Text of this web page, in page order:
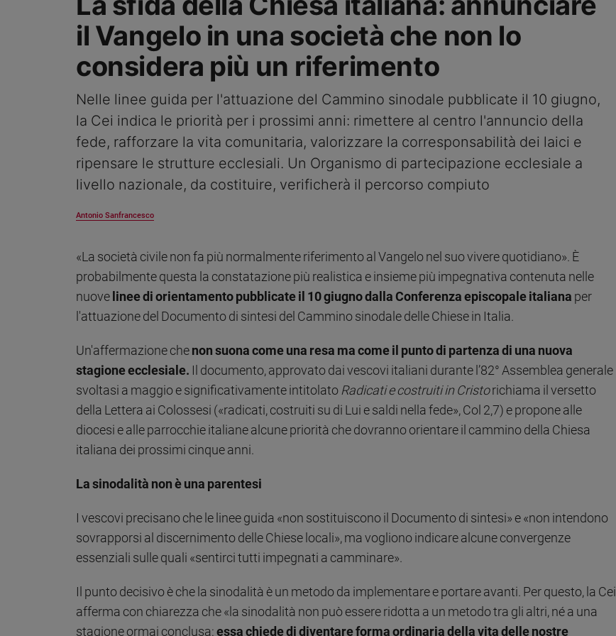
il Vangelo in una società che non lo
considera più un riferimento
Nelle linee guida per l'attuazione del Cammino sinodale pubblicate il 10 giugno,
la Cei indica le priorità per i prossimi anni: rimettere al centro l'annuncio della
fede, rafforzare la vita comunitaria, valorizzare la corresponsabilità dei laici e
ripensare le strutture ecclesiali. Un Organismo di partecipazione ecclesiale a
livello nazionale, da costituire, verificherà il percorso compiuto
Antonio Sanfrancesco
«La società civile non fa più normalmente riferimento al Vangelo nel suo vivere quotidiano». È
probabilmente questa la constatazione più realistica e insieme più impegnativa contenuta nelle
nuove linee di orientamento pubblicate il 10 giugno dalla Conferenza episcopale italiana per
l'attuazione del Documento di sintesi del Cammino sinodale delle Chiese in Italia.
Un'affermazione chenon suona come una resa ma come il punto di partenza di una nuova
stagione ecclesiale. Il documento, approvato dai vescovi italiani durante l’82° Assemblea generale
svoltasi a maggio e significativamente intitolato Radicati e costruiti in Cristorichiama il versetto
della Lettera ai Colossesi («radicati, costruiti su di Lui e saldi nella fede», Col 2,7) e propone alle
diocesi e alle parrocchie italiane alcune priorità che dovranno orientare il cammino della Chiesa
italiana dei prossimi cinque anni.
La sinodalità non è una parentesi
I vescovi precisano che le linee guida «non sostituiscono il Documento di sintesi» e «non intendono
sovrapporsi al discernimento delle Chiese locali», ma vogliono indicare alcune convergenze
essenziali sulle quali «sentirci tutti impegnati a camminare».
Il punto decisivo è che la sinodalità è un metodo da implementare e portare avanti. Per questo, la Cei
afferma con chiarezza che «la sinodalità non può essere ridotta a un metodo tra gli altri, né a una
stagione ormai conclusa:essa chiede di diventare forma ordinaria della vita delle nostre